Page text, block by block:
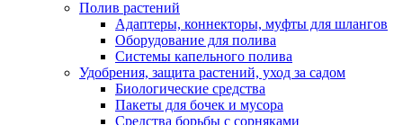
Полив растений
Адаптеры, коннекторы, муфты для шлангов
Оборудование для полива
Системы капельного полива
Удобрения, защита растений, уход за садом
Биологические средства
Пакеты для бочек и мусора
Средства борьбы с сорняками